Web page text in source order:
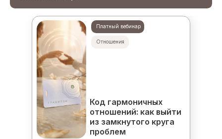
Код гармоничных
отношений: как выйти
из замкнутого круга
проблем
Платный вебинар
Отношения